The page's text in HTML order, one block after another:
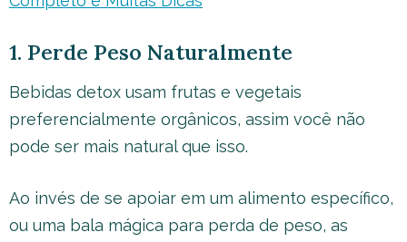
1. Perde Peso Naturalmente
Bebidas detox usam frutas e vegetais
preferencialmente orgânicos, assim você não
pode ser mais natural que isso.
Ao invés de se apoiar em um alimento específico,
ou uma bala mágica para perda de peso, as